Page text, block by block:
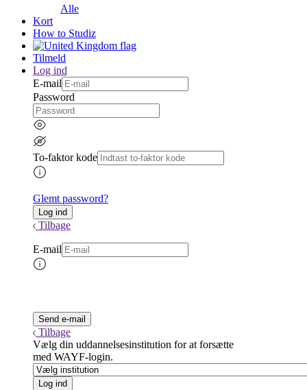
Alle
Kort
How to Studiz
Tilmeld
Log ind
E-mail
Password
To-faktor kode
Glemt password?
Tilbage
E-mail
Tilbage
Vælg din uddannelsesinstitution for at forsætte
med WAYF-login.